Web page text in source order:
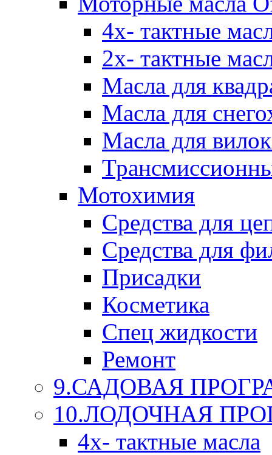
4х- тактные
2х- тактные
Масла для
Масла для
Масла для
Мотохимия
Средства для
Средства для
Присадки
Косметика
Спец жидкости
Ремонт
9.САДОВАЯ
10.ЛОДОЧНАЯ
4х- тактные масла